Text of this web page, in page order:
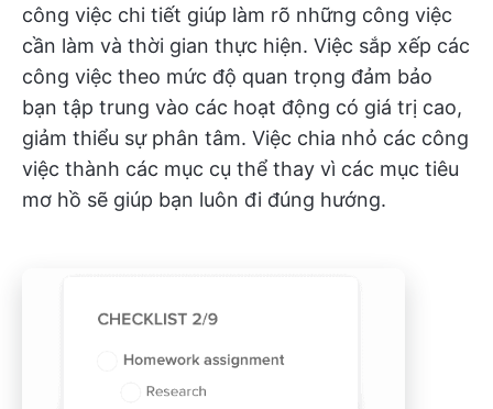
công việc chi tiết giúp làm rõ những công việc
cần làm và thời gian thực hiện. Việc sắp xếp các
công việc theo mức độ quan trọng đảm bảo
bạn tập trung vào các hoạt động có giá trị cao,
giảm thiểu sự phân tâm. Việc chia nhỏ các công
việc thành các mục cụ thể thay vì các mục tiêu
mơ hồ sẽ giúp bạn luôn đi đúng hướng.